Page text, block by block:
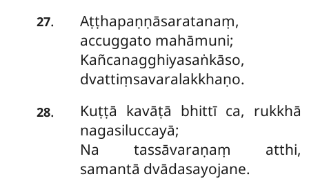
27.
Aṭṭhapaṇṇāsaratanaṃ,
accuggato mahāmuni;
Kañcanagghiyasaṅkāso,
dvattiṃsavaralakkhaṇo.
28. Kuṭṭā kavāṭā bhittī ca, rukkhā
nagasiluccayā;
Na tassāvaraṇaṃ atthi,
samantā dvādasayojane.